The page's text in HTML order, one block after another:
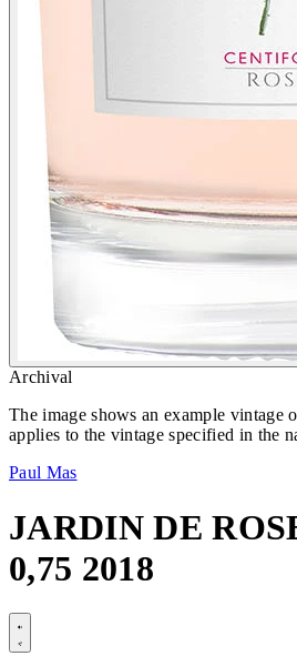
Archival
The image shows an example vintage
applies to the vintage specified in the
Paul Mas
JARDIN DE
0,75 2018